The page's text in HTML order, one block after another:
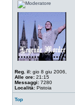
Reg. il: gio 8 giu 2006,
Alle ore: 21:15
Messaggi: 7280
Località: Pistoia
Top